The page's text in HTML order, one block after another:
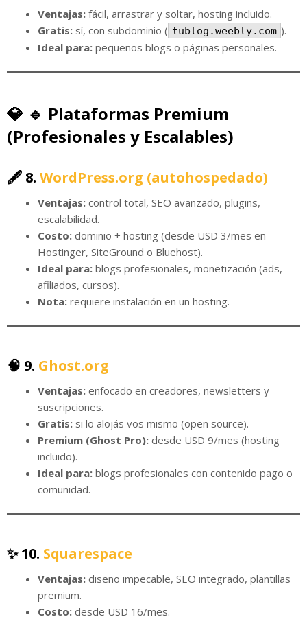
Ventajas: fácil, arrastrar y soltar, hosting incluido.
Gratis: sí, con subdominio ( tublog.weebly.com ).
Ideal para: pequeños blogs o páginas personales.
💎 🔹 Plataformas Premium
(Profesionales y Escalables)
🖋️ 8. WordPress.org (autohospedado)
Ventajas: control total, SEO avanzado, plugins,
escalabilidad.
Costo: dominio + hosting (desde USD 3/mes en
Hostinger, SiteGround o Bluehost).
Ideal para: blogs profesionales, monetización (ads,
afiliados, cursos).
Nota: requiere instalación en un hosting.
🧠 9. Ghost.org
Ventajas: enfocado en creadores, newsletters y
suscripciones.
Gratis: si lo alojás vos mismo (open source).
Premium (Ghost Pro): desde USD 9/mes (hosting
incluido).
Ideal para: blogs profesionales con contenido pago o
comunidad.
✨ 10. Squarespace
Ventajas: diseño impecable, SEO integrado, plantillas
premium.
Costo: desde USD 16/mes.